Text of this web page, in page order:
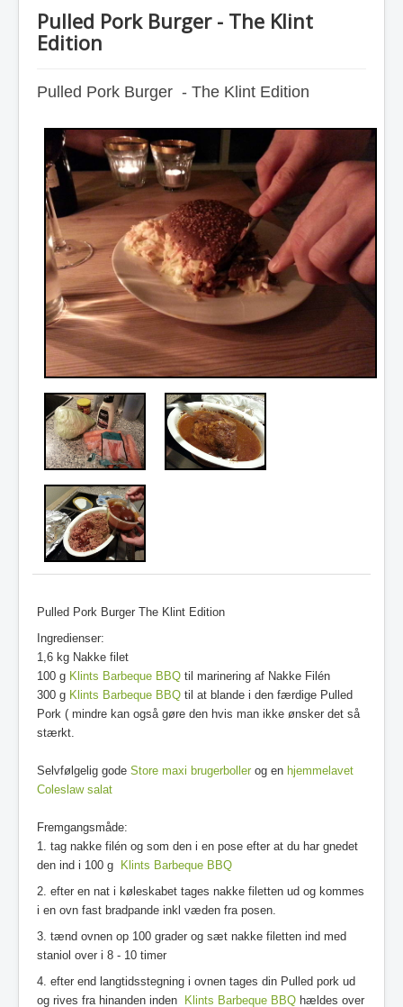
Pulled Pork Burger - The Klint
Edition
Pulled Pork Burger - The Klint Edition
Pulled Pork Burger The Klint Edition
Ingredienser:
1,6 kg Nakke filet
100 g Klints Barbeque BBQ til marinering af Nakke Filén
300 g Klints Barbeque BBQ til at blande i den færdige Pulled
Pork ( mindre kan også gøre den hvis man ikke ønsker det så
stærkt.
Selvfølgelig gode Store maxi brugerboller og en hjemmelavet
Coleslaw salat
Fremgangsmåde:
1. tag nakke filén og som den i en pose efter at du har gnedet
den ind i 100 g Klints Barbeque BBQ
2. efter en nat i køleskabet tages nakke filetten ud og kommes
i en ovn fast bradpande inkl væden fra posen.
3. tænd ovnen op 100 grader og sæt nakke filetten ind med
staniol over i 8 - 10 timer
4. efter end langtidsstegning i ovnen tages din Pulled pork ud
og rives fra hinanden inden Klints Barbeque BBQ hældes over